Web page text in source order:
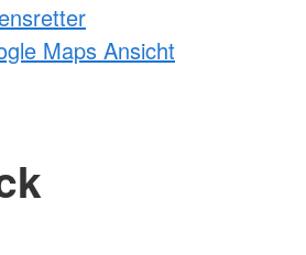
Maps Ansicht